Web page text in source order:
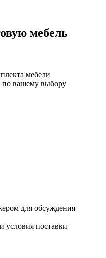
мебель
мебели
по вашему выбору
для обсуждения
условия поставки